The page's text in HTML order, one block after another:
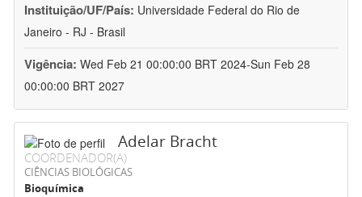
Instituição/UF/País: Universidade Federal do Rio de
Janeiro - RJ - Brasil
Vigência: Wed Feb 21 00:00:00 BRT 2024-Sun Feb 28
00:00:00 BRT 2027
Adelar Bracht
COORDENADOR(A)
CIÊNCIAS BIOLÓGICAS
Bioquímica